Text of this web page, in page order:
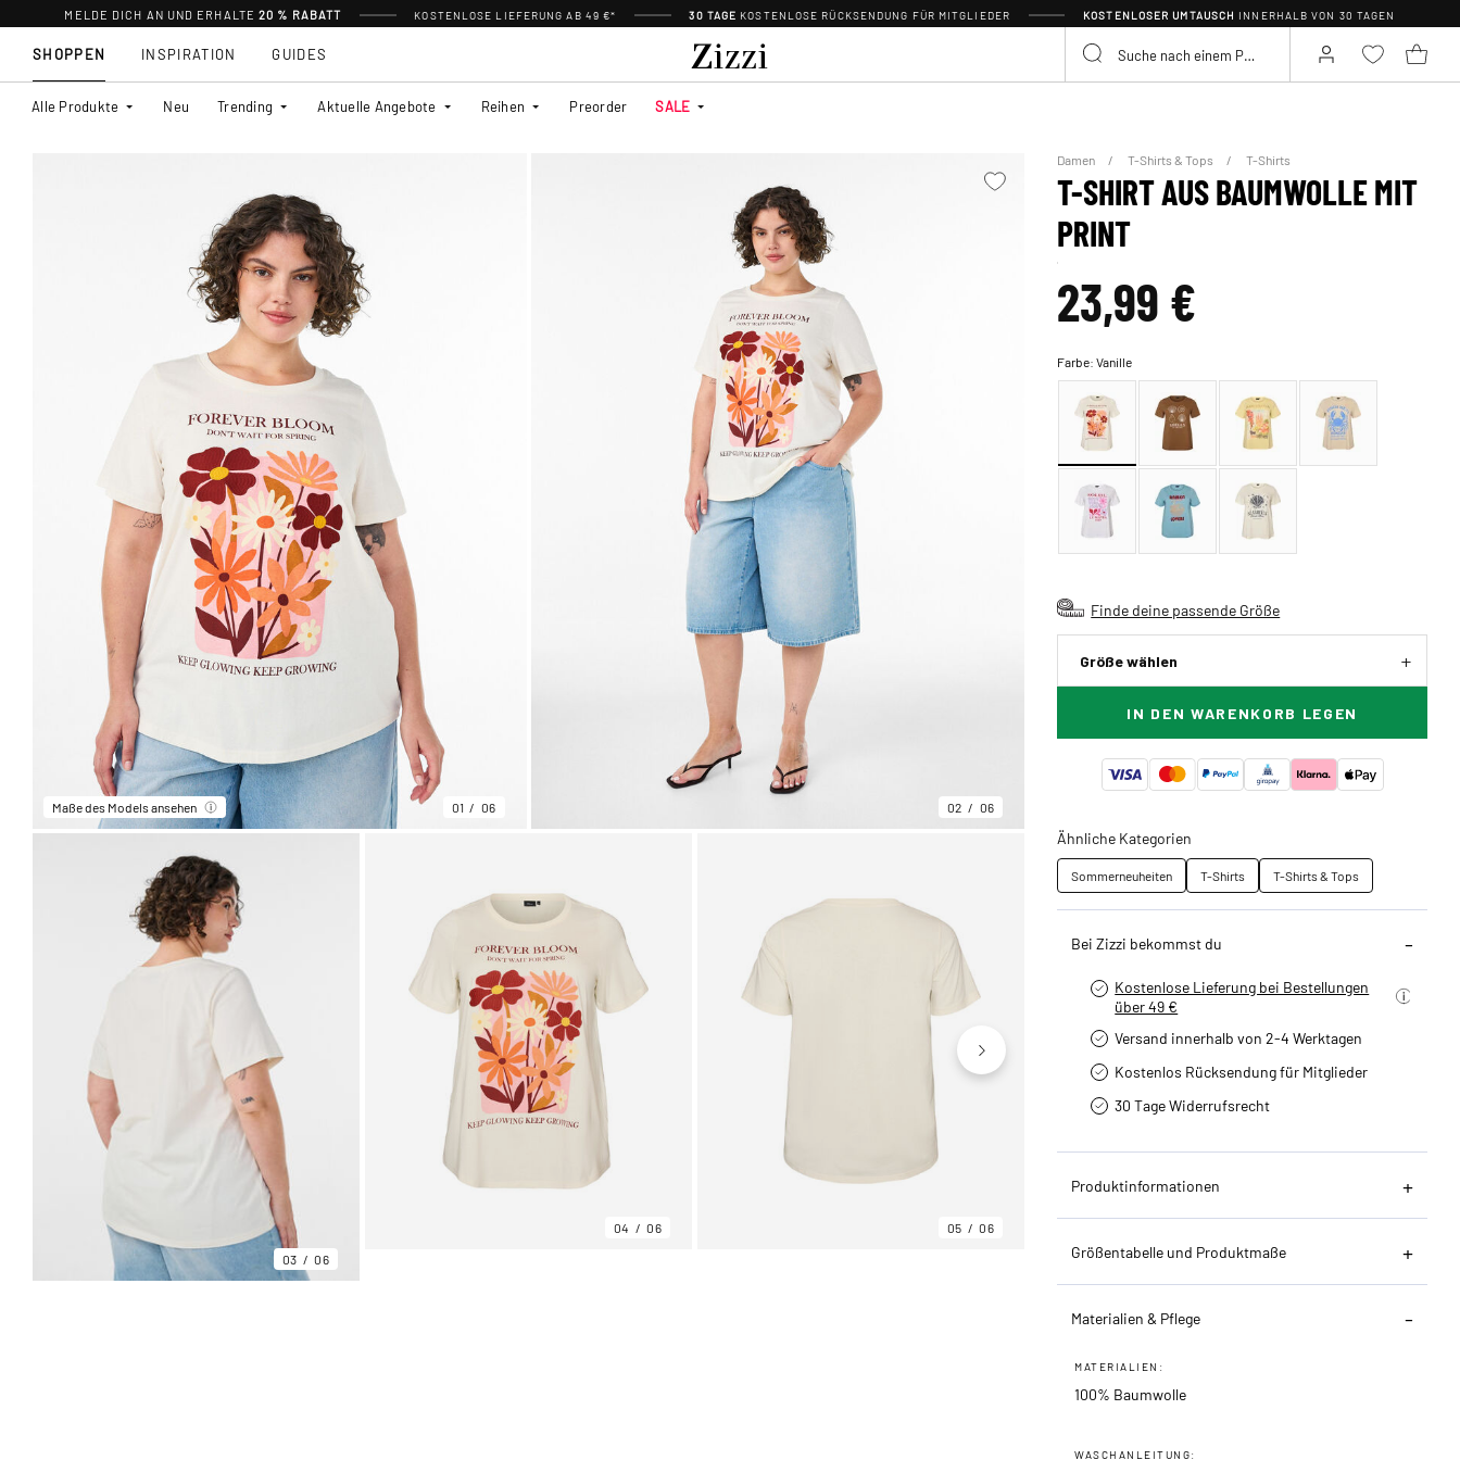
MELDE DICH AN UND ERHALTE20 % RABATT KOSTENLOSE LIEFERUNG AB 49 €* 30 TAGE KOSTENLOSE RÜCKSENDUNG FÜR MITGLIEDER KOSTENLOSER UMTAUSCH INNERHALB VON 30 TAGEN
SHOPPEN
Alle Produkte Neu Trending Aktuelle Angebote Reihen Preorder SALE
INSPIRATION GUIDES
Maße des Models ansehen 01 06 02 06
03 06
04 06 05 06
Damen T-Shirts & Tops T-Shirts
T-SHIRT AUS BAUMWOLLE MIT
PRINT
23,99 €
Farbe:Vanille
Finde deine passende Größe
Größe wählen
IN DEN WARENKORB LEGEN
Ähnliche Kategorien
Sommerneuheiten T-Shirts T-Shirts & Tops
Bei Zizzi bekommst du
Kostenlose Lieferung bei Bestellungen
über 49 €
Versand innerhalb von 2-4 Werktagen
Kostenlos Rücksendung für Mitglieder
30 Tage Widerrufsrecht
Produktinformationen
Größentabelle und Produktmaße
Materialien & Pflege
MATERIALIEN:
100% Baumwolle
WASCHANLEITUNG: